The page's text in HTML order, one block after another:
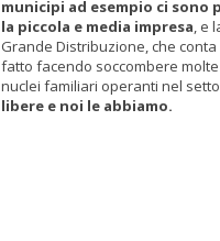
municipi ad esempio ci
la piccola e media impresa, e
Grande Distribuzione, che
fatto facendo soccombere
nuclei familiari operanti nel
libere e noi le abbiamo.